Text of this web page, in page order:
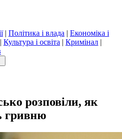
| Політика і влада | Економіка і
| Культура і освіта | Кримінал |
розповіли, як
гривню